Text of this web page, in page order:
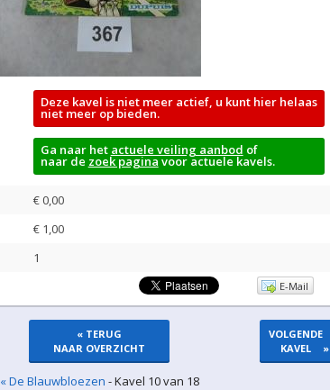
Deze kavel is niet meer actief, u kunt hier helaas
niet meer op bieden.
Ga naar het actuele veiling aanbod of
naar de zoek paginavoor actuele kavels.
€ 0,00
€ 1,00
1
E-Mail
« TERUG
NAAR OVERZICHT
VOLGENDE
KAVEL
»
« De Blauwbloezen - Kavel 10 van 18